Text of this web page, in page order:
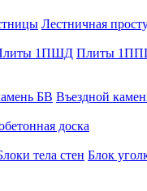
Лестничная
1ПШД Плиты
БВ Въездной
доска
тела стен Блок